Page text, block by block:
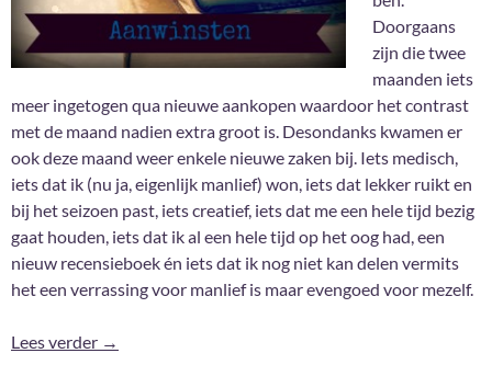
Doorgaans
zijn die twee
maanden iets
meer ingetogen qua nieuwe aankopen waardoor het contrast
met de maand nadien extra groot is. Desondanks kwamen er
ook deze maand weer enkele nieuwe zaken bij. Iets medisch,
iets dat ik (nu ja, eigenlijk manlief) won, iets dat lekker ruikt en
bij het seizoen past, iets creatief, iets dat me een hele tijd bezig
gaat houden, iets dat ik al een hele tijd op het oog had, een
nieuw recensieboek én iets dat ik nog niet kan delen vermits
het een verrassing voor manlief is maar evengoed voor mezelf.
Lees verder Aanwinsten November 2023
→